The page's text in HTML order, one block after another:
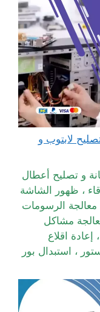
كمبيوتر صبحان 65511033 تصليح لابتوب و
و تصليح أعطال
، ظهور الشاشة
الرسومات
مشاكل
اقلاع
، استبدال بور